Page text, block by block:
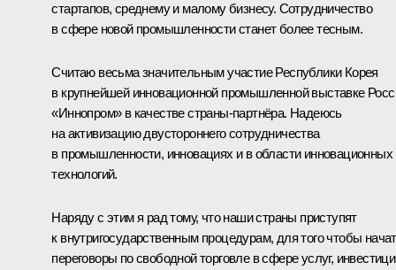
стартапов, среднему и малому бизнесу. Сотрудничество
в сфере новой промышленности станет более тесным.
Считаю весьма значительным участие Республики Корея
в крупнейшей инновационной промышленной выставке
«Иннопром» в качестве страны-партнёра. Надеюсь
на активизацию двустороннего сотрудничества
в промышленности, инновациях и в области инновационных
технологий.
Наряду с этим я рад тому, что наши страны приступят
к внутригосударственным процедурам, для того чтобы
переговоры по свободной торговле в сфере услуг,